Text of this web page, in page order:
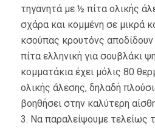
τηγανητά με ½ πίτα ολικής
σχάρα και κομμένη σε μικρά
κσούπας κρουτόνς
πίτα ελληνική για σουβλάκι
κομματάκια έχει μόλις 80
ολικής άλεσης, δηλαδή
βοηθήσει στην καλύτερη
3. Να παραλείψουμε τελείως